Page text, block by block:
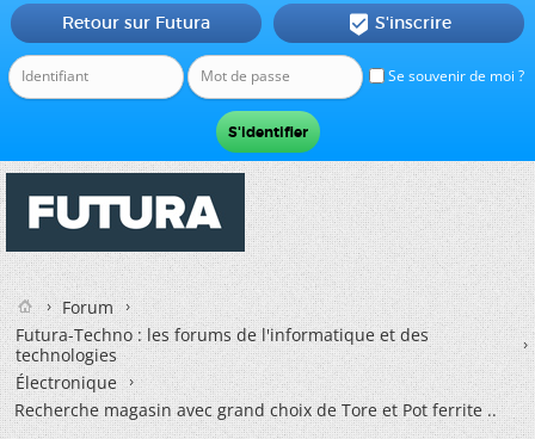
Se souvenir de moi ?
Retour sur Futura  S'inscrire
Forum
Futura-Techno : les forums de l'informatique et des
technologies
Électronique
Recherche magasin avec grand choix de Tore et Pot ferrite ..